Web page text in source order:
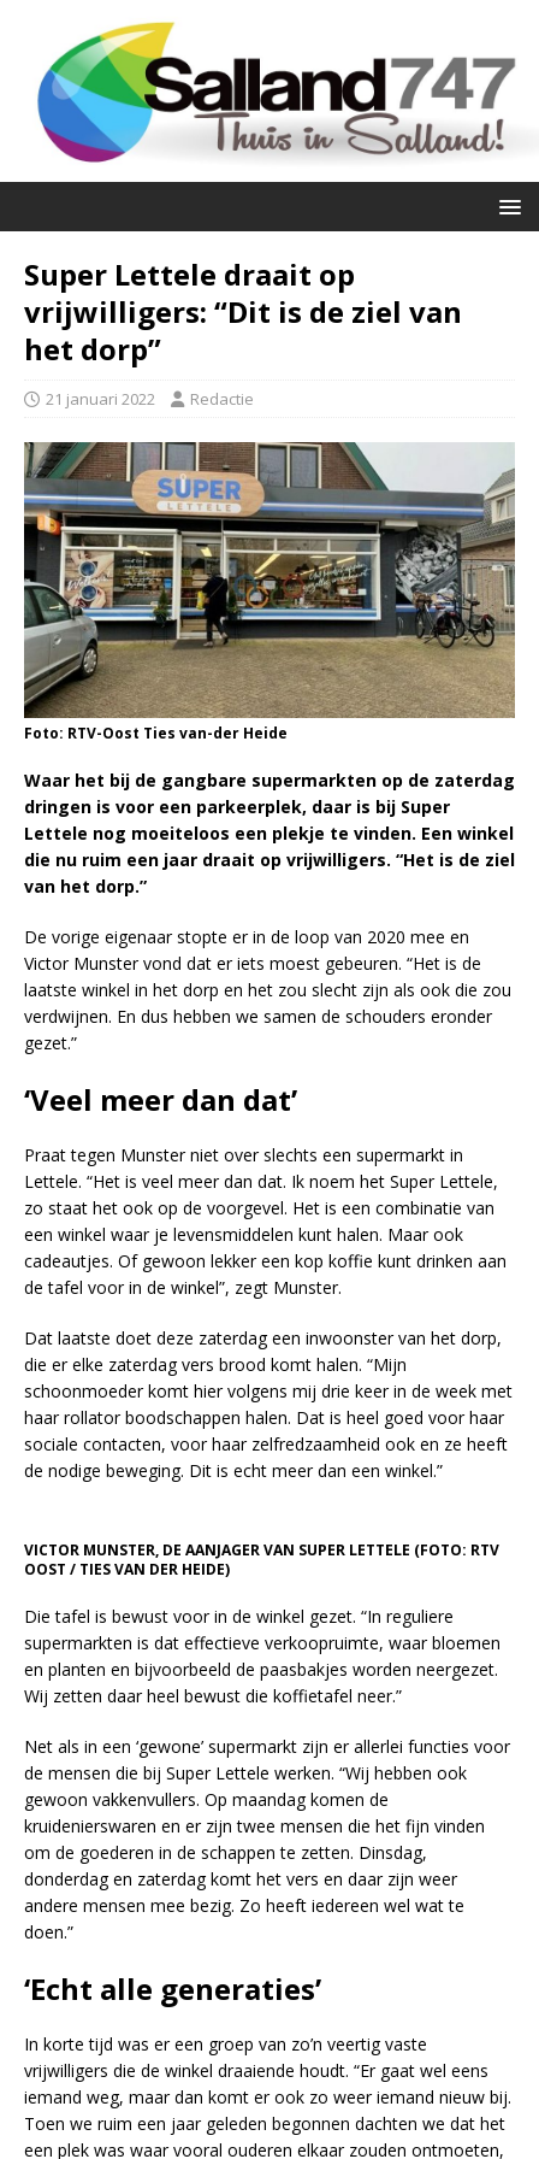
Super Lettele draait op
vrijwilligers: “Dit is de ziel van
het dorp”
21 januari 2022 Redactie
Foto: RTV-Oost Ties van-der Heide
Waar het bij de gangbare supermarkten op de zaterdag
dringen is voor een parkeerplek, daar is bij Super
Lettele nog moeiteloos een plekje te vinden. Een winkel
die nu ruim een jaar draait op vrijwilligers. “Het is de ziel
van het dorp.”
De vorige eigenaar stopte er in de loop van 2020 mee en
Victor Munster vond dat er iets moest gebeuren. “Het is de
laatste winkel in het dorp en het zou slecht zijn als ook die zou
verdwijnen. En dus hebben we samen de schouders eronder
gezet.”
‘Veel meer dan dat’
Praat tegen Munster niet over slechts een supermarkt in
Lettele. “Het is veel meer dan dat. Ik noem het Super Lettele,
zo staat het ook op de voorgevel. Het is een combinatie van
een winkel waar je levensmiddelen kunt halen. Maar ook
cadeautjes. Of gewoon lekker een kop koffie kunt drinken aan
de tafel voor in de winkel”, zegt Munster.
Dat laatste doet deze zaterdag een inwoonster van het dorp,
die er elke zaterdag vers brood komt halen. “Mijn
schoonmoeder komt hier volgens mij drie keer in de week met
haar rollator boodschappen halen. Dat is heel goed voor haar
sociale contacten, voor haar zelfredzaamheid ook en ze heeft
de nodige beweging. Dit is echt meer dan een winkel.”
VICTOR MUNSTER, DE AANJAGER VAN SUPER LETTELE (FOTO: RTV
OOST / TIES VAN DER HEIDE)
Die tafel is bewust voor in de winkel gezet. “In reguliere
supermarkten is dat effectieve verkoopruimte, waar bloemen
en planten en bijvoorbeeld de paasbakjes worden neergezet.
Wij zetten daar heel bewust die koffietafel neer.”
Net als in een ‘gewone’ supermarkt zijn er allerlei functies voor
de mensen die bij Super Lettele werken. “Wij hebben ook
gewoon vakkenvullers. Op maandag komen de
kruidenierswaren en er zijn twee mensen die het fijn vinden
om de goederen in de schappen te zetten. Dinsdag,
donderdag en zaterdag komt het vers en daar zijn weer
andere mensen mee bezig. Zo heeft iedereen wel wat te
doen.”
‘Echt alle generaties’
In korte tijd was er een groep van zo’n veertig vaste
vrijwilligers die de winkel draaiende houdt. “Er gaat wel eens
iemand weg, maar dan komt er ook zo weer iemand nieuw bij.
Toen we ruim een jaar geleden begonnen dachten we dat het
een plek was waar vooral ouderen elkaar zouden ontmoeten,